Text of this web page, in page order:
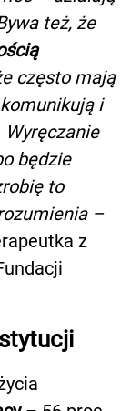
też, że
często mają
i
będzie
to
–
z